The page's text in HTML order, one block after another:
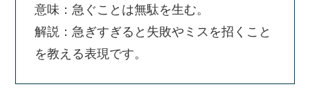
意味：急ぐことは無駄を生む。
解説：急ぎすぎると失敗やミスを招くこと
を教える表現です。